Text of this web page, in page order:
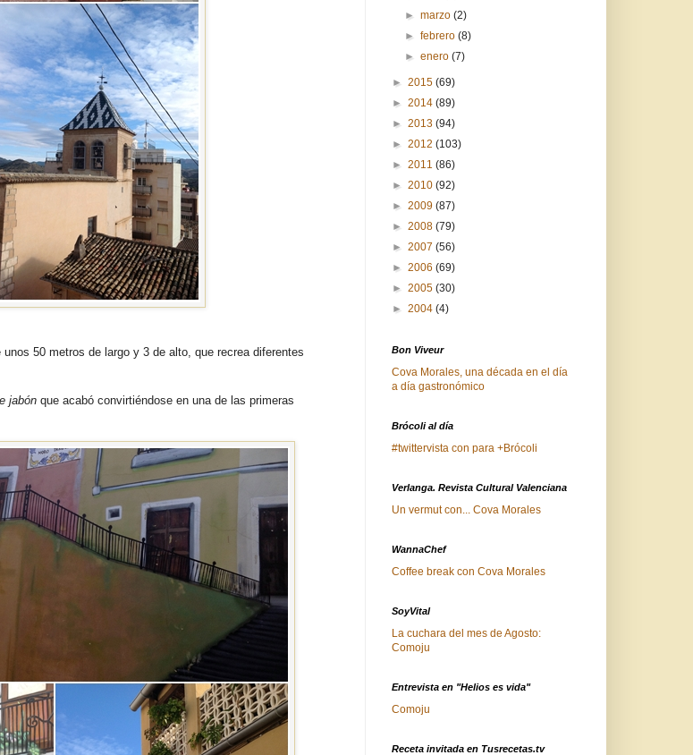
50 metros de largo y 3 de alto, que recrea diferentes
jabón que acabó convirtiéndose en una de las primeras
►marzo(2)
►febrero(8)
►enero(7)
► 2015 (69)
► 2014 (89)
► 2013 (94)
► 2012 (103)
► 2011 (86)
► 2010 (92)
► 2009 (87)
► 2008 (79)
► 2007 (56)
► 2006 (69)
► 2005 (30)
► 2004 (4)
Bon Viveur
Cova Morales, una década en el día
a día gastronómico
Brócoli al día
#twittervista con para +Brócoli
Verlanga. Revista Cultural Valenciana
Un vermut con... Cova Morales
WannaChef
Coffee break con Cova Morales
SoyVital
La cuchara del mes de Agosto:
Comoju
Entrevista en "Helios es vida"
Comoju
Receta invitada en Tusrecetas.tv